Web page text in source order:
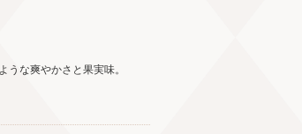
な爽やかさと果実味。